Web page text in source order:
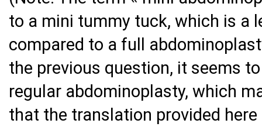
to a mini tummy tuck, which is a
compared to a full
the previous question, it seems
regular abdominoplasty, which
that the translation provided